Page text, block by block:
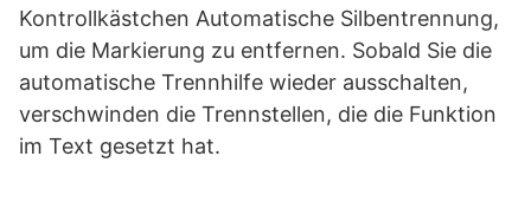
Kontrollkästchen Automatische Silbentrennung,
um die Markierung zu entfernen. Sobald Sie die
automatische Trennhilfe wieder ausschalten,
verschwinden die Trennstellen, die die Funktion
im Text gesetzt hat.